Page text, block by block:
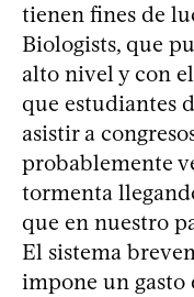
tienen fines de
Biologists, que
alto nivel y con
que estudiantes
asistir a
probablemente
tormenta
que en nuestro
El sistema
impone un gasto